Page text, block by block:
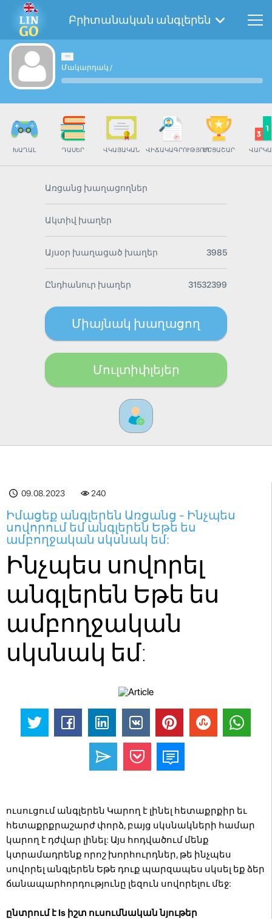
Բրիտանական անգլերեն
Մակարդակ /
ԽԱՂԱԼ ԴԱՍԵՐ ՎԿԱՅԱԿԱՆ ՎԻՃԱԿԱԳՐՈՒԹՅՈՒՆՄՐՑԱՇԱՐ
Առցանց խաղացողներ
Ակտիվ խաղեր
Այսօր խաղացած խաղեր 3985
Ընդհանուր խաղեր 31532399
Միայնակ խաղացող
Մուլտիփլեյեր
09.08.2023 240
Իմացեք անգլերեն Առցանց - Ինչպես
սովորում եմ անգլերեն Եթե ես
ամբողջական սկսնակ եմ:
Ինչպես սովորել
անգլերեն Եթե ես
ամբողջական
սկսնակ եմ:
ուսուցում անգլերեն Կարող է լինել հետաքրքիր եւ
հետաքրքրաշարժ փորձ, բայց սկսնակների համար
կարող է դժվար լինել: Այս հոդվածում մենք
կտրամադրենք որոշ խորհուրդներ, թե ինչպես
սովորել անգլերեն Եթե դուք պարզապես սկսել եք ձեր
ճանապարհորդությունը լեզուն սովորելու մեջ:
ընտրում է Is իշտ ուսումնական նյութեր